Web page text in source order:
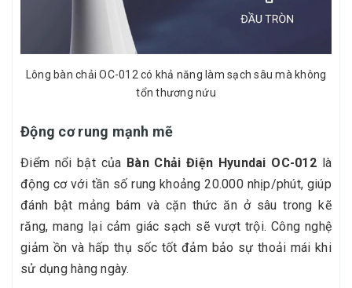
Lông bàn chải OC-012 có khả năng làm sạch sâu mà không
tổn thương nứu
Động cơ rung mạnh mẽ
Điểm nổi bật của Bàn Chải Điện Hyundai OC-012là
động cơ với tần số rung khoảng 20.000 nhịp/phút, giúp
đánh bật mảng bám và cặn thức ăn ở sâu trong kẽ
răng, mang lại cảm giác sạch sẽ vượt trội. Công nghệ
giảm ồn và hấp thụ sốc tốt đảm bảo sự thoải mái khi
sử dụng hàng ngày.